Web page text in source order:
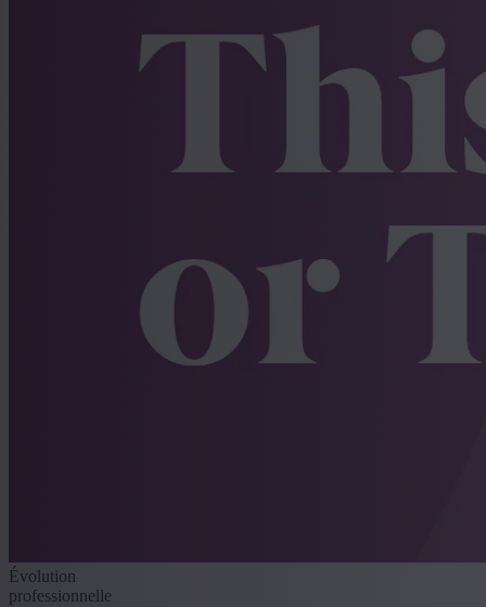
Évolution
professionnelle